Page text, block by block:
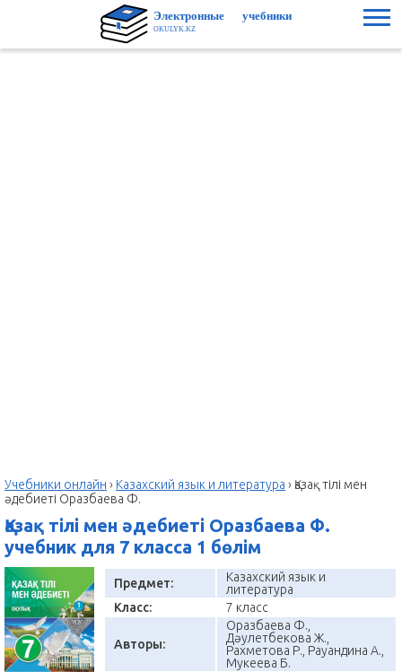
Учебники онлайн › Казахский язык и литература › Қазақ тілі мен
әдебиеті Оразбаева Ф.
Қазақ тілі мен әдебиеті Оразбаева Ф.
учебник для 7 класса 1 бөлім
Предмет:
Казахский язык и
литература
Класс:
7 класс
Авторы:
Оразбаева Ф.,
Дәулетбекова Ж.,
Рахметова Р., Рауандина А.,
Мукеева Б.